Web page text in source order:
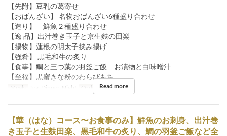
【先附】豆乳の葛寄せ
【おばんざい】 名物おばんざい6種盛り合わせ
【造り】 鮮魚２種盛り合わせ
【逸 品】出汁巻き玉子と京生麩の田楽
【揚物】蓮根の明太子挟み揚げ
【強肴】 黒毛和牛の炙り
【食事】鯛と三つ葉の羽釜ご飯 お漬物と白味噌汁
【至福】黒蜜きな粉のわらびもち
Meals Tea, Dinner, Night Order Limit 2 ~ 8
Read more
【華（はな）コース〜お食事のみ】鮮魚のお刺身、出汁巻
き玉子と生麩田楽、黒毛和牛の炙り、鯛の羽釜ご飯など全